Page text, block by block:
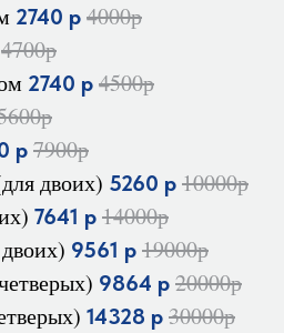
2740 р 4000р
4700р
2740 р 4500р
р 7900р
двоих) 5260 р 10000р
7641 р 14000р
9561 р 19000р
9864 р 20000р
14328 р 30000р